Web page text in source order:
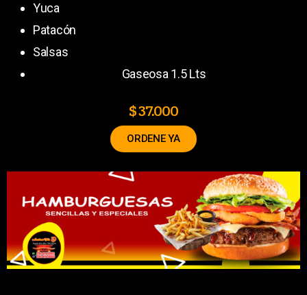
Yuca
Patacón
Salsas
Gaseosa 1.5 Lts
$ 37.000
ORDENE YA